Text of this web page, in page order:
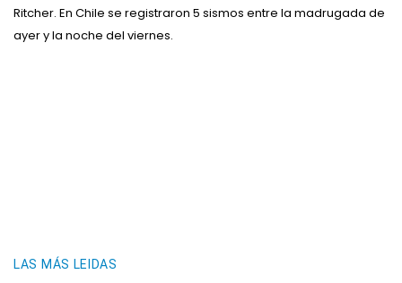
Ritcher. En Chile se registraron 5 sismos entre la madrugada de
ayer y la noche del viernes.
LAS MÁS LEIDAS